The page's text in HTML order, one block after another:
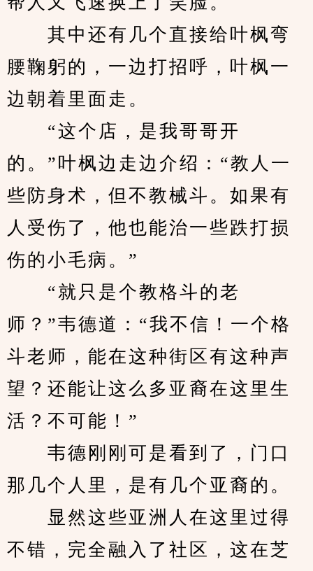
其中还有几个直接给叶枫弯
腰鞠躬的，一边打招呼，叶枫一
边朝着里面走。
“这个店，是我哥哥开
的。”叶枫边走边介绍：“教人一
些防身术，但不教械斗。如果有
人受伤了，他也能治一些跌打损
伤的小毛病。”
“就只是个教格斗的老
师？”韦德道：“我不信！一个格
斗老师，能在这种街区有这种声
望？还能让这么多亚裔在这里生
活？不可能！”
韦德刚刚可是看到了，门口
那几个人里，是有几个亚裔的。
显然这些亚洲人在这里过得
不错，完全融入了社区，这在芝